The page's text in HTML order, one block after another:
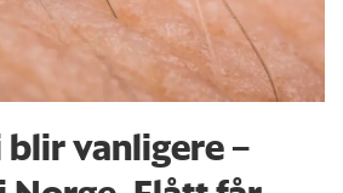
vanligere –